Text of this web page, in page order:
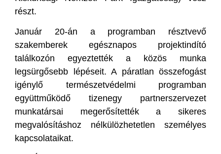
részt.
Január 20-án a programban résztvevő
szakemberek egésznapos projektindító
találkozón egyeztették a közös munka
legsürgősebb lépéseit. A páratlan összefogást
igénylő természetvédelmi programban
együttműködő tizenegy partnerszervezet
munkatársai megerősítették a sikeres
megvalósításhoz nélkülözhetetlen személyes
kapcsolataikat.